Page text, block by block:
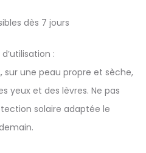
dès 7 jours
:
sur une peau propre et sèche,
yeux et des lèvres. Ne pas
solaire adaptée le